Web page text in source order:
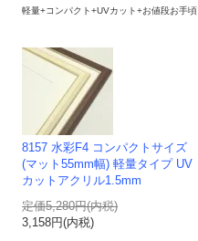
軽量+コンパクト+UVカット+お値段お手頃
8157 水彩F4 コンパクトサイズ
(マット55mm幅) 軽量タイプ UV
カットアクリル1.5mm
定価5,280円(内税)
3,158円(内税)